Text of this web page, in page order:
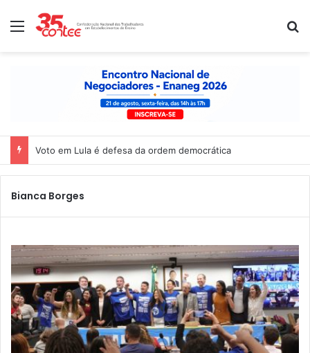
Menu
Voto em Lula é defesa da ordem democrática
Bianca Borges